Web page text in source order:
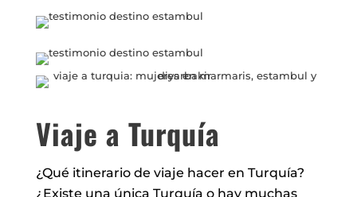
Viaje a Turquía
¿Qué itinerario de viaje hacer en Turquía?
¿Existe una única Turquía o hay muchas